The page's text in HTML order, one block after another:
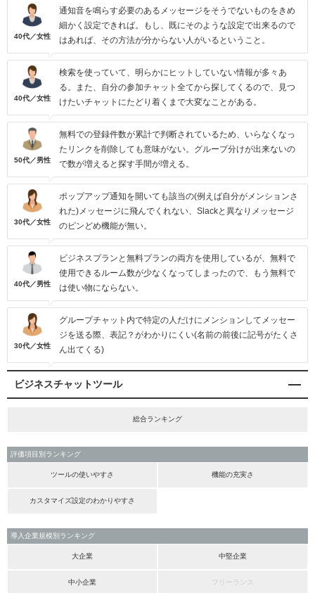
40代／女性
通知音を鳴らす必要のあるメッセージをそうでないものをきめ
細かく設定できれば。もし、既にそのような設定で出来るので
はあれば、その方法が分からない人がいるということ。
40代／女性
検索を使っていて、明らかにヒットしていない情報が多々あ
る。また、自分の参加チャット全てから探してくるので、見つ
けたいチャットにたどり着くまで大変なことがある。
50代／男性
無料での登録件数が累計で判断されているため、いらなくなっ
たリンクを削除しても意味がない。グループ分けが出来ないの
で数が増えると探す手間が増える。
30代／女性
ポップアップ通知を開いても該当の(例えば自分がメンションさ
れた)メッセージに飛んでくれない、Slackと異なりメッセージ
のピンどめ機能が無い。
40代／男性
ビジネスプランと無料プランの両方を使用しているが、無料で
使用できるルーム数が少なくなってしまったので、もう無料で
は使い物にならない。
30代／女性
グループチャット内で特定の人だけにメンションしてメッセー
ジを送る際、表記？がわかりにくい(名前の前後に記号がたくさ
ん出てくる)
ビジネスチャットツール
総合ランキング
評価項目別ランキング
ツールの使いやすさ 機能の充実さ
カスタマイズ設定のわかりやすさ
導入企業規模別ランキング
大企業 中堅企業
中小企業 フリーランス